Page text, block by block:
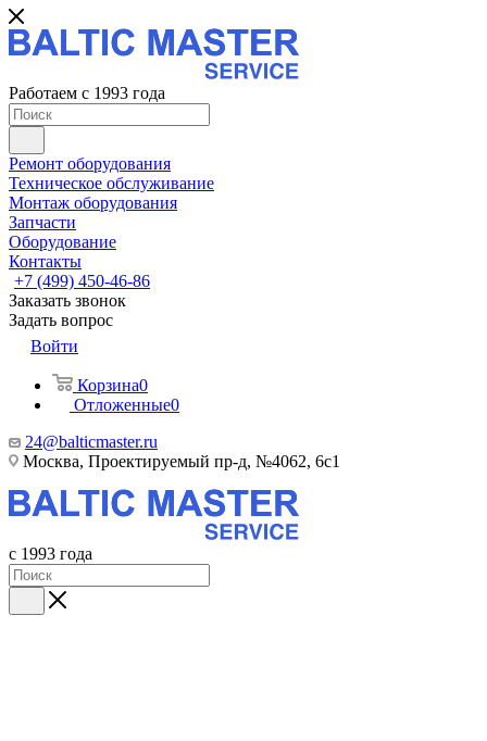
Работаем с 1993 года
Ремонт оборудования
Техническое обслуживание
Монтаж оборудования
Запчасти
Оборудование
Контакты
+7 (499) 450-46-86
Заказать звонок
Задать вопрос
Войти
Корзина0
Отложенные0
24@balticmaster.ru
Москва, Проектируемый пр-д, №4062, 6с1
с 1993 года